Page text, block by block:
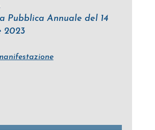
Pubblica Annuale del 14
2023